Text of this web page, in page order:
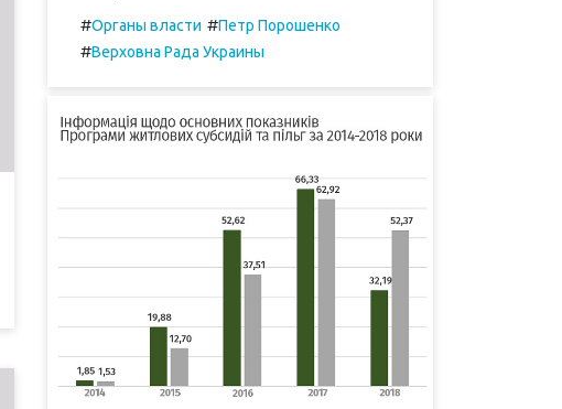
#Органы власти #Петр Порошенко
#Верховна Рада Украины